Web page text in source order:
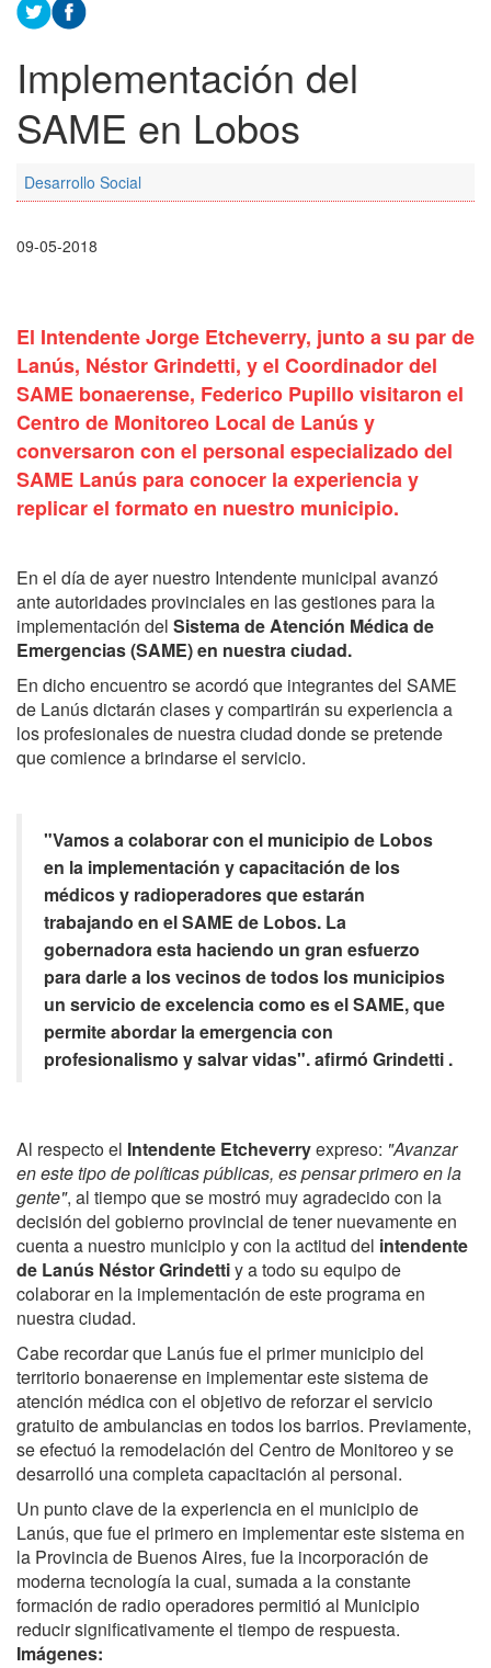
Implementación del
SAME en Lobos
Desarrollo Social
09-05-2018
El Intendente Jorge Etcheverry, junto a su par de
Lanús, Néstor Grindetti, y el Coordinador del
SAME bonaerense, Federico Pupillo visitaron el
Centro de Monitoreo Local de Lanús y
conversaron con el personal especializado del
SAME Lanús para conocer la experiencia y
replicar el formato en nuestro municipio.
En el día de ayer nuestro Intendente municipal avanzó
ante autoridades provinciales en las gestiones para la
implementación del Sistema de Atención Médica de
Emergencias (SAME) en nuestra ciudad.
En dicho encuentro se acordó que integrantes del SAME
de Lanús dictarán clases y compartirán su experiencia a
los profesionales de nuestra ciudad donde se pretende
que comience a brindarse el servicio.
"Vamos a colaborar con el municipio de Lobos
en la implementación y capacitación de los
médicos y radioperadores que estarán
trabajando en el SAME de Lobos. La
gobernadora esta haciendo un gran esfuerzo
para darle a los vecinos de todos los municipios
un servicio de excelencia como es el SAME, que
permite abordar la emergencia con
profesionalismo y salvar vidas". afirmó Grindetti .
Al respecto el Intendente Etcheverryexpreso: "Avanzar
en este tipo de políticas públicas, es pensar primero en la
gente", al tiempo que se mostró muy agradecido con la
decisión del gobierno provincial de tener nuevamente en
cuenta a nuestro municipio y con la actitud del intendente
de Lanús Néstor Grindettiy a todo su equipo de
colaborar en la implementación de este programa en
nuestra ciudad.
Cabe recordar que Lanús fue el primer municipio del
territorio bonaerense en implementar este sistema de
atención médica con el objetivo de reforzar el servicio
gratuito de ambulancias en todos los barrios. Previamente,
se efectuó la remodelación del Centro de Monitoreo y se
desarrolló una completa capacitación al personal.
Un punto clave de la experiencia en el municipio de
Lanús, que fue el primero en implementar este sistema en
la Provincia de Buenos Aires, fue la incorporación de
moderna tecnología la cual, sumada a la constante
formación de radio operadores permitió al Municipio
reducir significativamente el tiempo de respuesta.
Imágenes: